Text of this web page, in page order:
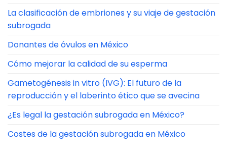
La clasificación de embriones y su viaje de gestación
subrogada
Donantes de óvulos en México
Cómo mejorar la calidad de su esperma
Gametogénesis in vitro (IVG): El futuro de la
reproducción y el laberinto ético que se avecina
¿Es legal la gestación subrogada en México?
Costes de la gestación subrogada en México